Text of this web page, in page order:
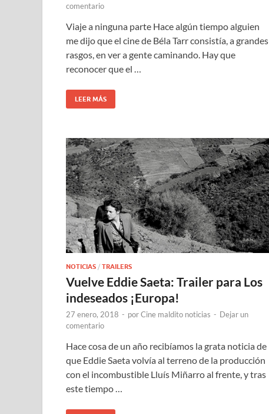
comentario
Viaje a ninguna parte Hace algún tiempo alguien
me dijo que el cine de Béla Tarr consistía, a grandes
rasgos, en ver a gente caminando. Hay que
reconocer que el …
LEER MÁS
NOTICIAS / TRAILERS
Vuelve Eddie Saeta: Trailer para Los
indeseados ¡Europa!
27 enero, 2018 - porCine maldito noticias - Dejar un
comentario
Hace cosa de un año recibíamos la grata noticia de
que Eddie Saeta volvía al terreno de la producción
con el incombustible Lluís Miñarro al frente, y tras
este tiempo …